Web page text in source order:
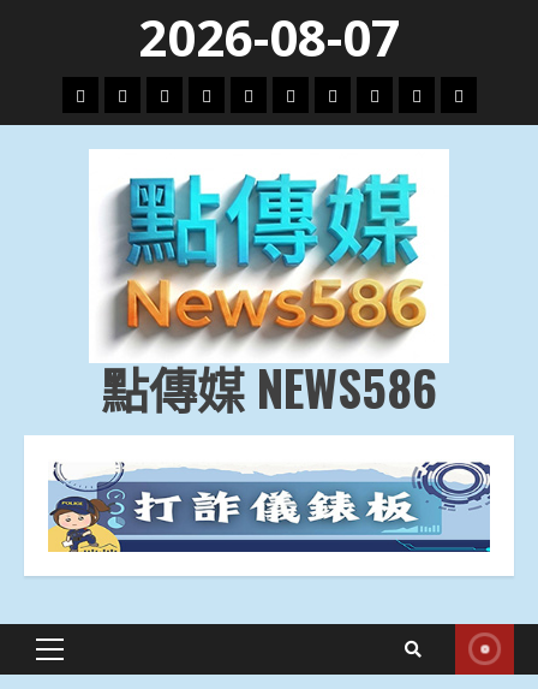
content
2026-08-07
頭
條
財
經
地
方.
會
文
教.
技
專
題
娛
樂
劇
政
治
國
際
運
動
生
活
點傳媒 NEWS586
Primary